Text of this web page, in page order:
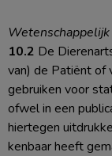
10.2 De
van) de Patiënt of
gebruiken voor
ofwel in een
hiertegen
kenbaar heeft